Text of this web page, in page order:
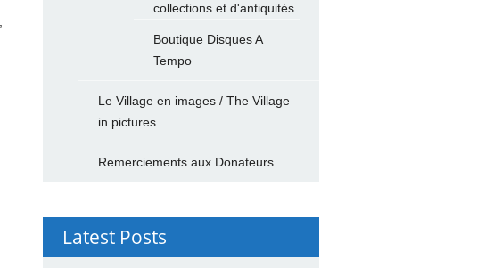
collections et d'antiquités
Boutique Disques A
Tempo
Le Village en images / The Village
in pictures
Remerciements aux Donateurs
Latest Posts